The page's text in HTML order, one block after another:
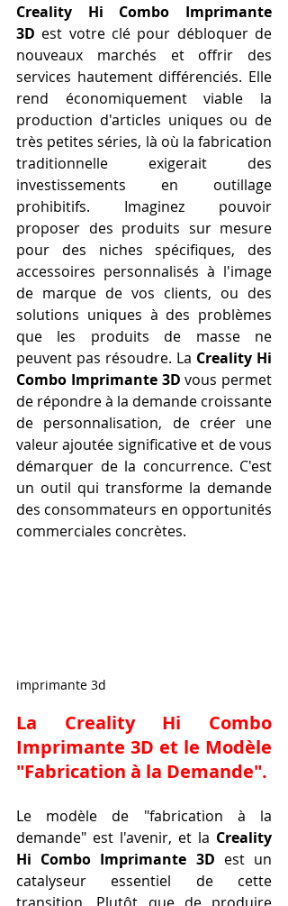
Creality Hi Combo Imprimante
3D est votre clé pour débloquer de
nouveaux marchés et offrir des
services hautement différenciés. Elle
rend économiquement viable la
production d'articles uniques ou de
très petites séries, là où la fabrication
traditionnelle exigerait des
investissements en outillage
prohibitifs. Imaginez pouvoir
proposer des produits sur mesure
pour des niches spécifiques, des
accessoires personnalisés à l'image
de marque de vos clients, ou des
solutions uniques à des problèmes
que les produits de masse ne
peuvent pas résoudre. La Creality Hi
Combo Imprimante 3D vous permet
de répondre à la demande croissante
de personnalisation, de créer une
valeur ajoutée significative et de vous
démarquer de la concurrence. C'est
un outil qui transforme la demande
des consommateurs en opportunités
commerciales concrètes.
imprimante 3d
La Creality Hi Combo
Imprimante 3D et le Modèle
"Fabrication à la Demande".
Le modèle de "fabrication à la
demande" est l'avenir, et la Creality
Hi Combo Imprimante 3D est un
catalyseur essentiel de cette